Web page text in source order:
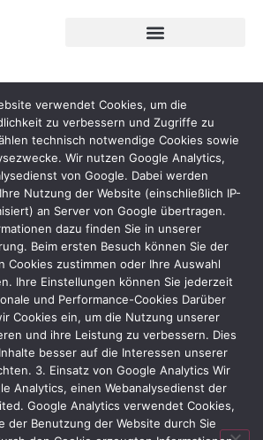
verwendet Cookies, um die
zu verbessern und Zugriffe zu
technisch notwendige Cookies sowie
Wir nutzen Google Analytics,
von Google. Dabei werden
Nutzung der Website (einschließlich IP-
an Server von Google übertragen.
dazu finden Sie in unserer
Beim ersten Besuch können Sie der
Cookies zustimmen oder Ihre Auswahl
Ihre Einstellungen können Sie jederzeit
und Performance-Cookies Darüber
Cookies ein, um die Nutzung unserer
und ihre Leistung zu verbessern. Dies
besser auf die Interessen unserer
3. Einsatz von Google Analytics Wir
Analytics, einen Webanalysedienst der
Google Analytics verwendet Cookies,
der Benutzung der Website durch Sie